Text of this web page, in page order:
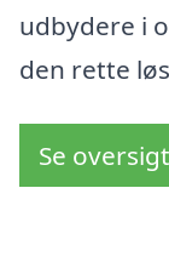
udbydere i
den rette
Se